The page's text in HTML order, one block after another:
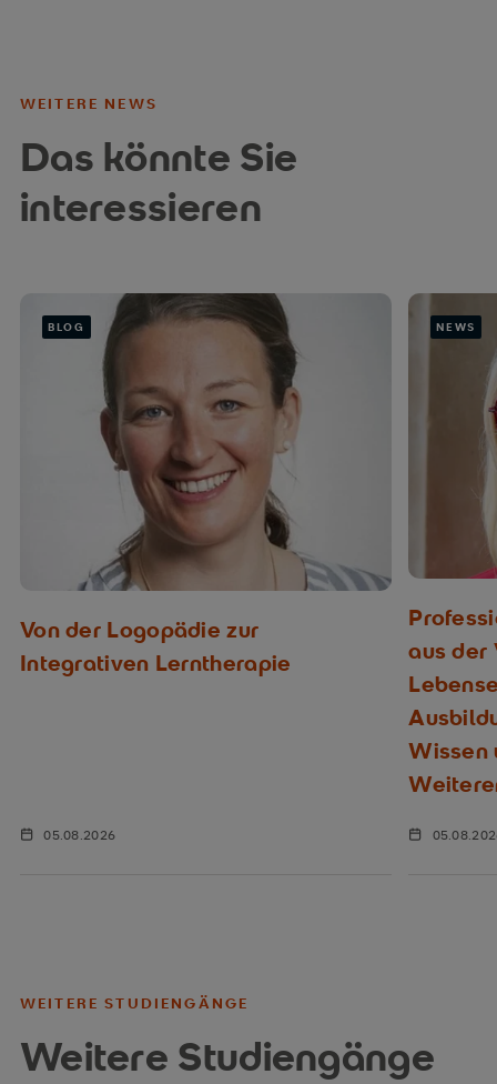
WEITERE NEWS
Das könnte Sie
interessieren
BLOG
Von der Logopädie zur
Integrativen Lerntherapie
05.08.2026
NEWS
aus der
Wissen
WEITERE STUDIENGÄNGE
Weitere Studiengänge